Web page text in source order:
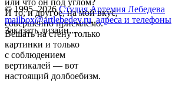
или что он под углом?
И то, и другое, на мой вкус,
совершенно приемлемо.
Вешать на стену только
картинки и только
с соблюдением
вертикалей — вот
настоящий долбоебизм.
© 1995–2026 Студия Артемия Лебедева
mailbox@artlebedev.ru, адреса и телефоны
Заказать дизайн...